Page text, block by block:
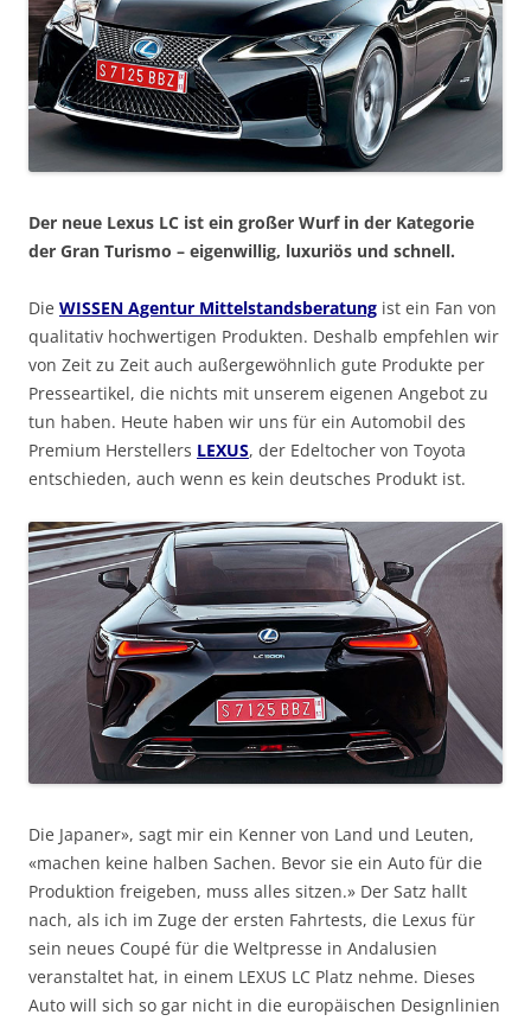
Der neue Lexus LC ist ein großer Wurf in der Kategorie
der Gran Turismo – eigenwillig, luxuriös und schnell.
Die WISSEN Agentur Mittelstandsberatung ist ein Fan von
qualitativ hochwertigen Produkten. Deshalb empfehlen wir
von Zeit zu Zeit auch außergewöhnlich gute Produkte per
Presseartikel, die nichts mit unserem eigenen Angebot zu
tun haben. Heute haben wir uns für ein Automobil des
Premium Herstellers LEXUS, der Edeltocher von Toyota
entschieden, auch wenn es kein deutsches Produkt ist.
Die Japaner», sagt mir ein Kenner von Land und Leuten,
«machen keine halben Sachen. Bevor sie ein Auto für die
Produktion freigeben, muss alles sitzen.» Der Satz hallt
nach, als ich im Zuge der ersten Fahrtests, die Lexus für
sein neues Coupé für die Weltpresse in Andalusien
veranstaltet hat, in einem LEXUS LC Platz nehme. Dieses
Auto will sich so gar nicht in die europäischen Designlinien